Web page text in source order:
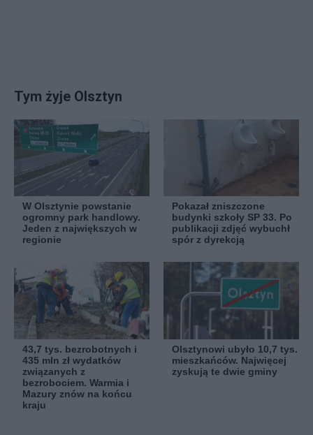
Tym żyje Olsztyn
W Olsztynie powstanie
ogromny park handlowy.
Jeden z największych w
regionie
Pokazał zniszczone
budynki szkoły SP 33. Po
publikacji zdjęć wybuchł
spór z dyrekcją
43,7 tys. bezrobotnych i
435 mln zł wydatków
związanych z
bezrobociem. Warmia i
Mazury znów na końcu
kraju
Olsztynowi ubyło 10,7 tys.
mieszkańców. Najwięcej
zyskują te dwie gminy